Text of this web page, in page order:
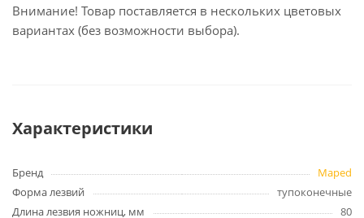
Внимание! Товар поставляется в нескольких цветовых
вариантах (без возможности выбора).
Характеристики
Бренд
Maped
Форма лезвий
тупоконечные
Длина лезвия ножниц, мм
80